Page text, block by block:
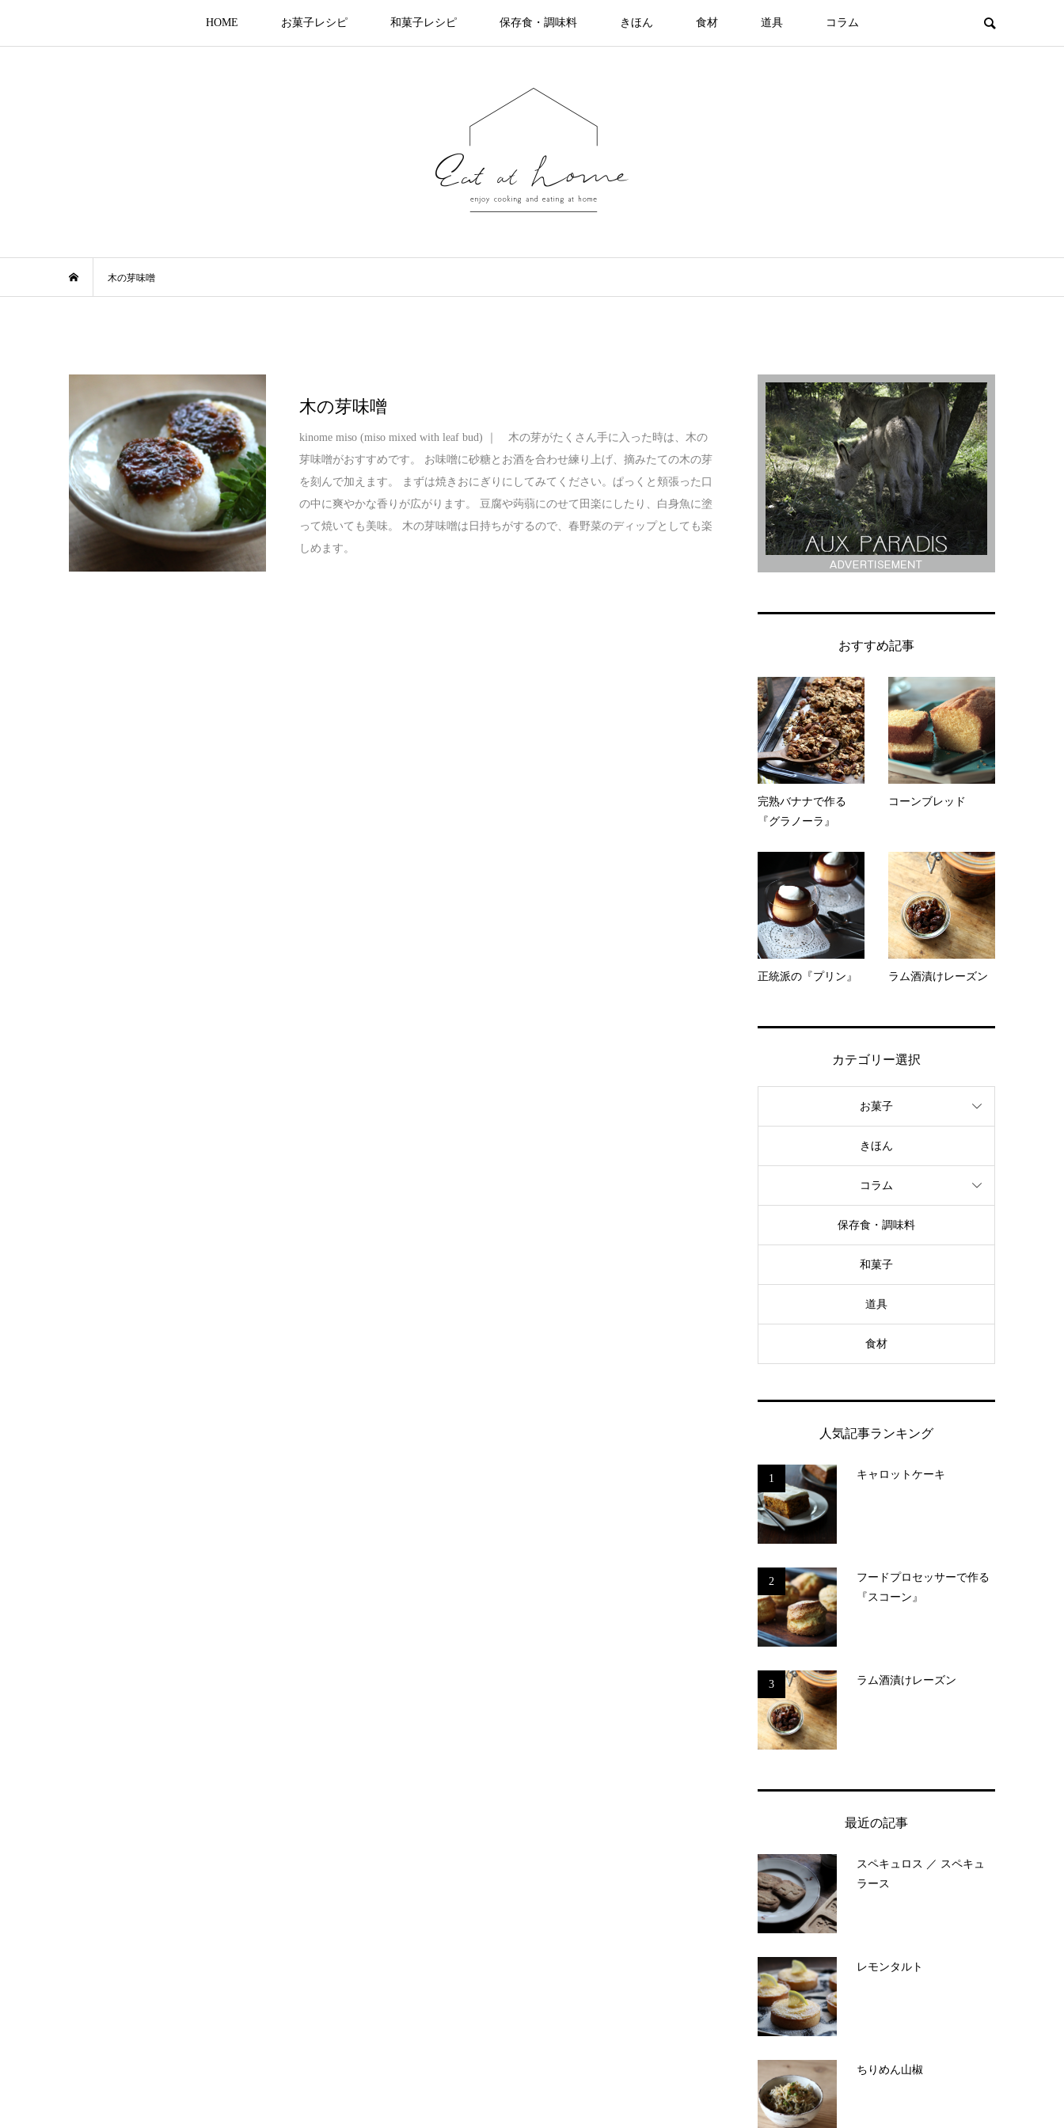
HOME お菓子レシピ 和菓子レシピ 保存食・調味料 きほん 食材 道具 コラム
木の芽味噌
木の芽味噌
kinome miso (miso mixed with leaf bud) ｜ 木の芽がたくさん手に入った時は、木の
芽味噌がおすすめです。 お味噌に砂糖とお酒を合わせ練り上げ、摘みたての木の芽
を刻んで加えます。 まずは焼きおにぎりにしてみてください。ぱっくと頬張った口
の中に爽やかな香りが広がります。 豆腐や蒟蒻にのせて田楽にしたり、白身魚に塗
って焼いても美味。 木の芽味噌は日持ちがするので、春野菜のディップとしても楽
しめます。
おすすめ記事
完熟バナナで作る
『グラノーラ』
コーンブレッド
正統派の『プリン』 ラム酒漬けレーズン
カテゴリー選択
お菓子
きほん
コラム
保存食・調味料
和菓子
道具
食材
人気記事ランキング
1 キャロットケーキ
2
フードプロセッサーで作る
『スコーン』
3 ラム酒漬けレーズン
最近の記事
スペキュロス ／ スペキュ
ラース
レモンタルト
ちりめん山椒